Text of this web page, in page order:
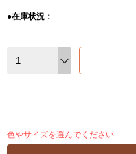
●在庫状況：
色やサイズを選んでください